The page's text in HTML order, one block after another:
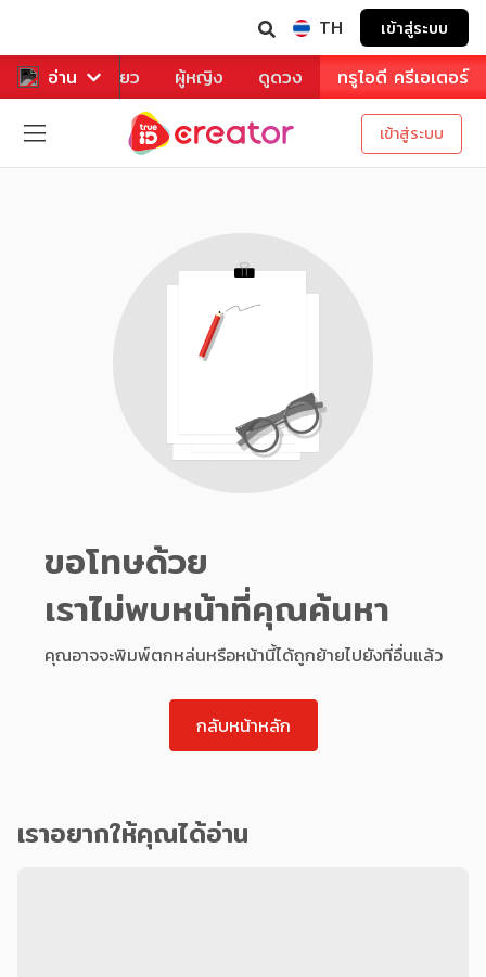
TH เข้าสู่ระบบ
อ่าน
หาร ท่องเที่ยว ผู้หญิง ดูดวง ทรูไอดี ครีเอเตอร์
เข้าสู่ระบบ
ขอโทษด้วย
เราไม่พบหน้าที่คุณค้นหา
คุณอาจจะพิมพ์ตกหล่นหรือหน้านี้ได้ถูกย้ายไปยังที่อื่นแล้ว
กลับหน้าหลัก
เราอยากให้คุณได้อ่าน